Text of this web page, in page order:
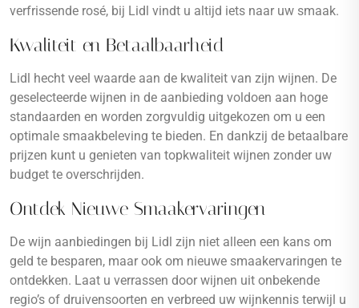
verfrissende rosé, bij Lidl vindt u altijd iets naar uw smaak.
Kwaliteit en Betaalbaarheid
Lidl hecht veel waarde aan de kwaliteit van zijn wijnen. De
geselecteerde wijnen in de aanbieding voldoen aan hoge
standaarden en worden zorgvuldig uitgekozen om u een
optimale smaakbeleving te bieden. En dankzij de betaalbare
prijzen kunt u genieten van topkwaliteit wijnen zonder uw
budget te overschrijden.
Ontdek Nieuwe Smaakervaringen
De wijn aanbiedingen bij Lidl zijn niet alleen een kans om
geld te besparen, maar ook om nieuwe smaakervaringen te
ontdekken. Laat u verrassen door wijnen uit onbekende
regio’s of druivensoorten en verbreed uw wijnkennis terwijl u